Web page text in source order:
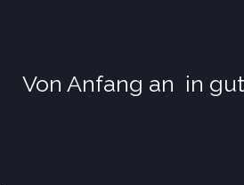
Von Anfang an in